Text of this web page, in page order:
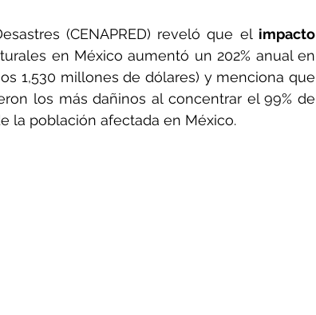
(CENAPRED) reveló que el impacto
en México aumentó un 202% anual en
1,530 millones de dólares) y menciona que
los más dañinos al concentrar el 99% de
la población afectada en México.